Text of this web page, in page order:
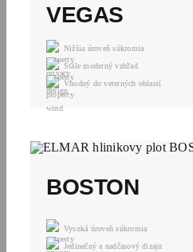
VEGAS
Nižšia úroveň súkromia
Stále moderný vzhľad
Vhodný do veterných oblastí
BOSTON
Vysoká úroveň súkromia
Jedinečný a nadčasový dizajn